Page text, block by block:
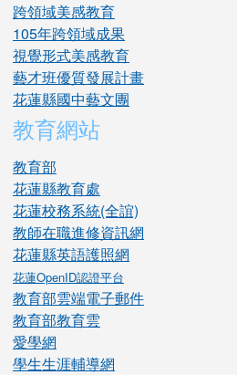
跨領域美感教育
105年跨領域成果
視覺形式美感教育
藝才班優質發展計畫
花蓮縣國中藝文團
教育網站
教育部
花蓮縣教育處
花蓮校務系統(全誼)
教師在職進修資訊網
花蓮縣英語護照網
花蓮OpenID認證平台
教育部雲端電子郵件
教育部教育雲
愛學網
學生生涯輔導網